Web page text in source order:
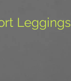
Leggings